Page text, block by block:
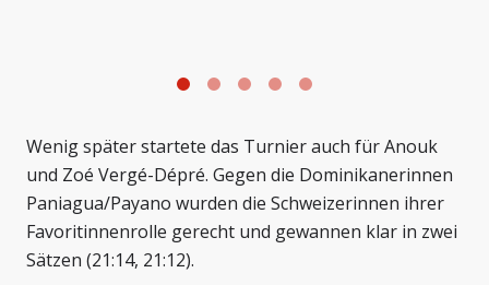
Wenig später startete das Turnier auch für Anouk
und Zoé Vergé-Dépré. Gegen die Dominikanerinnen
Paniagua/Payano wurden die Schweizerinnen ihrer
Favoritinnenrolle gerecht und gewannen klar in zwei
Sätzen (21:14, 21:12).